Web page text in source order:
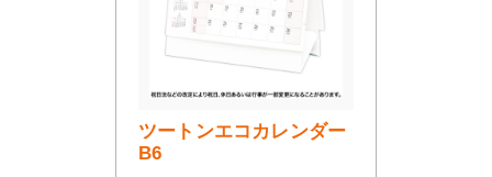
ツートンエコカレンダー
B6